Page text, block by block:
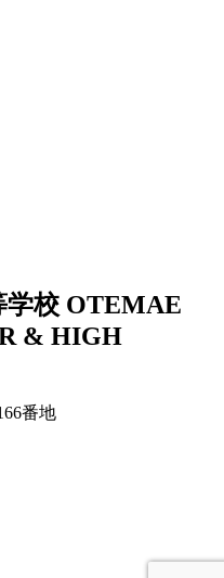
学校 OTEMAE
& HIGH
番地